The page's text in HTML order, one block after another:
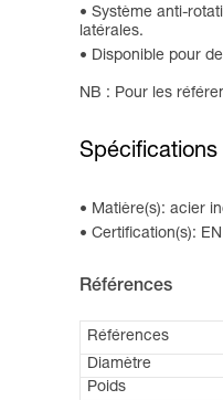
Système anti-
latérales.
Disponible pour
NB : Pour les
Spécifications
Matière(s): acier
Certification(s):
Références
Références
Diamètre
Poids